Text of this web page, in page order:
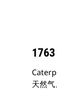
天然